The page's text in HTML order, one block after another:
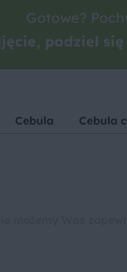
Gotowe?
podziel
Cebula Cebula